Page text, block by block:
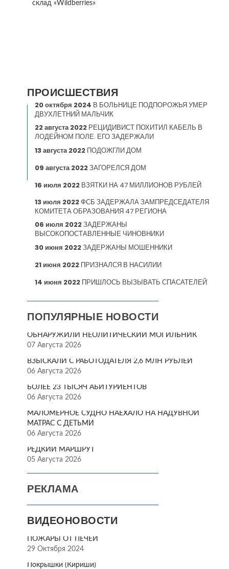
склад «Wildberries»
ПРОИСШЕСТВИЯ
20 октября 2024 В БОЛЬНИЦЕ ПОДПОРОЖЬЯ УМЕР
ДВУХЛЕТНИЙ МАЛЬЧИК
22 августа 2022 РЕЦИДИВИСТ ПОХИТИЛ КАБЕЛЬ В
ЛОДЕЙНОМ ПОЛЕ. ЕГО ЗАДЕРЖАЛИ
13 августа 2022 ПОДОЖГЛИ ДОМ
09 августа 2022ЗАГОРЕЛСЯ ДОМ
16 июля 2022 ВЗЯТКИ НА 47 МИЛЛИОНОВ РУБЛЕЙ
13 июля 2022ФСБ ЗАДЕРЖАЛА ЗАМПРЕДСЕДАТЕЛЯ
КОМИТЕТА ОБРАЗОВАНИЯ 47 РЕГИОНА
06 июля 2022ЗАДЕРЖАНЫ
ВЫСОКОПОСТАВЛЕННЫЕ ЧИНОВНИКИ
30 июня 2022ЗАДЕРЖАНЫ МОШЕННИКИ
21 июня 2022 ПРИЗНАЛСЯ В НАСИЛИИ
14 июня 2022 ПРИШЛОСЬ ВЫЗЫВАТЬ СПАСАТЕЛЕЙ
ПОПУЛЯРНЫЕ НОВОСТИ
ОБНАРУЖИЛИ НЕОЛИТИЧЕСКИЙ МОГИЛЬНИК
07 Августа 2026
ВЗЫСКАЛИ С РАБОТОДАТЕЛЯ 2,6 МЛН РУБЛЕЙ
06 Августа 2026
БОЛЕЕ 23 ТЫСЯЧ АБИТУРИЕНТОВ
06 Августа 2026
МАЛОМЕРНОЕ СУДНО НАЕХАЛО НА НАДУВНОЙ
МАТРАС С ДЕТЬМИ
06 Августа 2026
РЕДКИЙ МАРШРУТ
05 Августа 2026
РЕКЛАМА
ВИДЕОНОВОСТИ
ПОЖАРЫ ОТ ПЕЧЕЙ
29 Октября 2024
Покрышки (Кириши)